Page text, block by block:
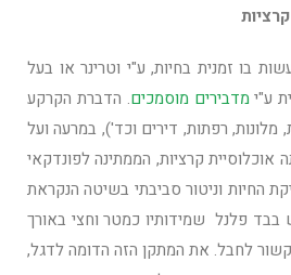
בו זמנית בחיות, ע"י וטרינר או בעל
ע"י מדבירים מוסמכים. הדברת הקרקע
מלונות, רפתות, דירים וכד'), במרעה ועל
אוכלוסיית קרציות, הממתינה לפונדקאי
החיות וניטור סביבתי בשיטה הנקראת
בבד פלנל שמידותיו כמטר וחצי באורך
לחבל. את המתקן הזה הדומה לדגל,